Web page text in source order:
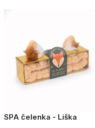
SPA čelenka - Liška